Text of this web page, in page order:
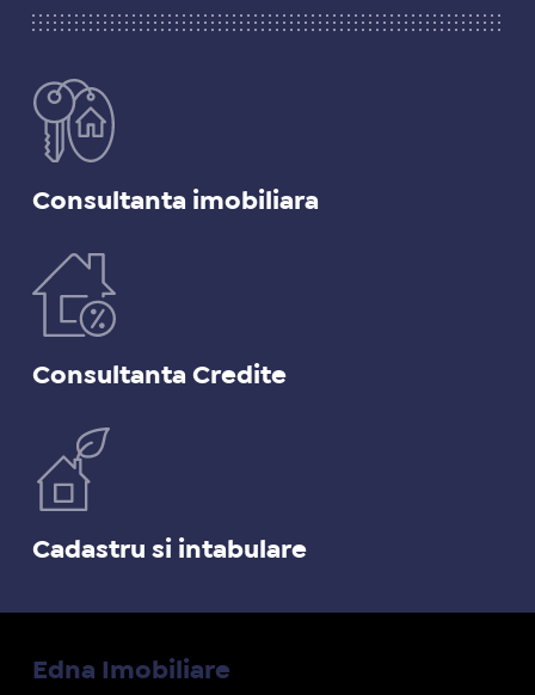
Consultanta imobiliara
Consultanta Credite
Cadastru si intabulare
Edna Imobiliare